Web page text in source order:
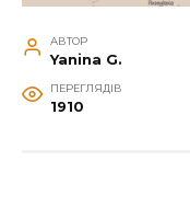
АВТОР
Yanina G.
ПЕРЕГЛЯДІВ
1910